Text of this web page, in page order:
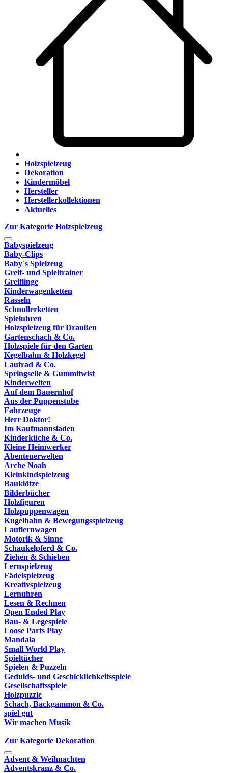
Holzspielzeug
Dekoration
Kindermöbel
Hersteller
Herstellerkollektionen
Aktuelles
Zur Kategorie Holzspielzeug
Babyspielzeug
Baby-Clips
Baby´s Spielzeug
Greif- und Spieltrainer
Greiflinge
Kinderwagenketten
Rasseln
Schnullerketten
Spieluhren
Holzspielzeug für Draußen
Gartenschach & Co.
Holzspiele für den Garten
Kegelbahn & Holzkegel
Laufrad & Co.
Springseile & Gummitwist
Kinderwelten
Auf dem Bauernhof
Aus der Puppenstube
Fahrzeuge
Herr Doktor!
Im Kaufmannsladen
Kinderküche & Co.
Kleine Heimwerker
Abenteuerwelten
Arche Noah
Kleinkindspielzeug
Bauklötze
Bilderbücher
Holzfiguren
Holzpuppenwagen
Kugelbahn & Bewegungsspielzeug
Lauflernwagen
Motorik & Sinne
Schaukelpferd & Co.
Ziehen & Schieben
Lernspielzeug
Fädelspielzeug
Kreativspielzeug
Lernuhren
Lesen & Rechnen
Open Ended Play
Bau- & Legespiele
Loose Parts Play
Mandala
Small World Play
Spieltücher
Spielen & Puzzeln
Gedulds- und Geschicklichkeitsspiele
Gesellschaftsspiele
Holzpuzzle
Schach, Backgammon & Co.
spiel gut
Wir machen Musik
Zur Kategorie Dekoration
Advent & Weihnachten
Adventskranz & Co.